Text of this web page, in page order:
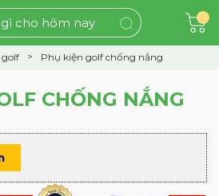
golf Phụ kiện golf chống nắng
CHỐNG NẮNG